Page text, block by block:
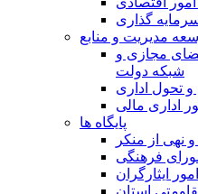
گذاری
مدیریت و منابع
مجازی و
شبکه دولت
و تحول اداری
اداری مالی
پایگاه ها
نهی از منکر
فرهنگی
ایثارگران
استان